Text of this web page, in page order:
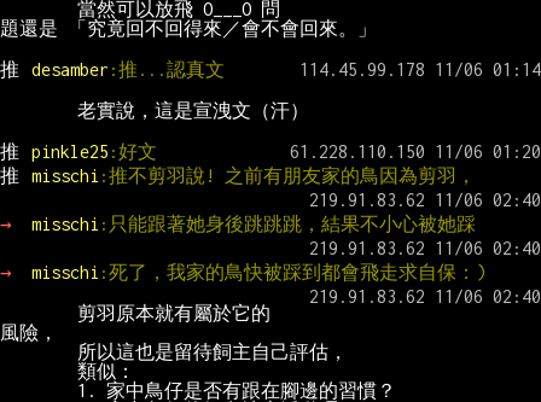
推
desamber :推...認真文
推
pinkle25 :好文
推
misschi :推不剪羽說! 之前有朋友家的鳥因為剪羽，
→ misschi :只能跟著她身後跳跳跳，結果不小心被她踩
→ misschi :死了，我家的鳥快被踩到都會飛走求自保：)